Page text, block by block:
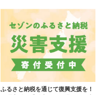
ふるさと納税を通じて復興支援を！